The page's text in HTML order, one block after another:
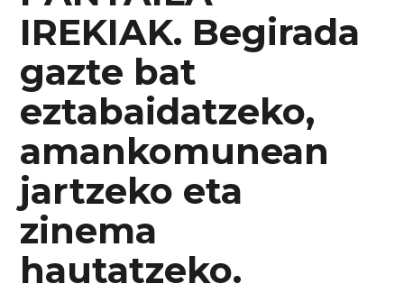
IREKIAK. Begirada
gazte bat
eztabaidatzeko,
amankomunean
jartzeko eta
zinema
hautatzeko.